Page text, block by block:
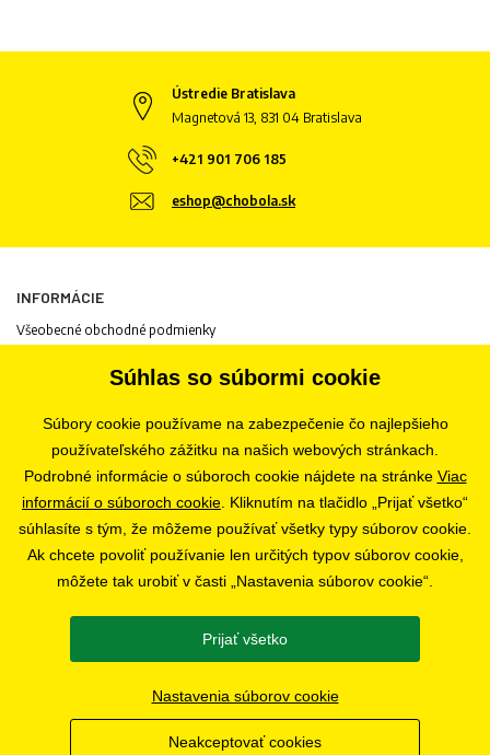
Ústredie Bratislava
Magnetová 13, 831 04 Bratislava
+421 901 706 185
eshop@chobola.sk
INFORMÁCIE
Všeobecné obchodné podmienky
Informácie o cookies
Odstúpenie od zmluvy
Ochrana osobných údajov
Nastavenia súborov cookie
PREDAJŇA
SLEDUJTE NÁS
Súhlas so súbormi cookie
Súbory cookie používame na zabezpečenie čo najlepšieho
používateľského zážitku na našich webových stránkach.
Podrobné informácie o súboroch cookie nájdete na stránke Viac
informácií o súboroch cookie . Kliknutím na tlačidlo „Prijať všetko“
súhlasíte s tým, že môžeme používať všetky typy súborov cookie.
Ak chcete povoliť používanie len určitých typov súborov cookie,
môžete tak urobiť v časti „Nastavenia súborov cookie“.
Prijať všetko
Nastavenia súborov cookie
Neakceptovať cookies